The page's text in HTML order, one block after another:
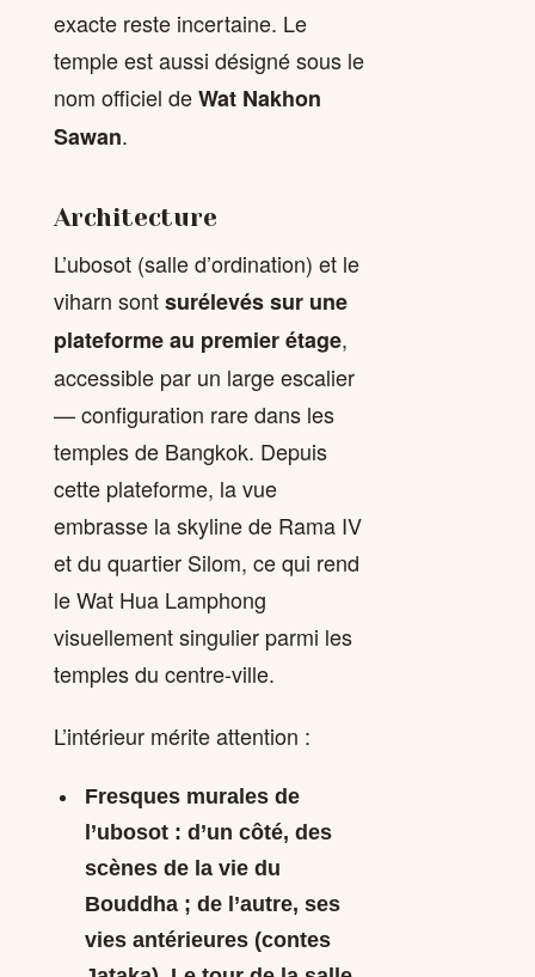
exacte reste incertaine. Le
temple est aussi désigné sous le
nom officiel deWat Nakhon
Sawan.
Architecture
L’ubosot (salle d’ordination) et le
viharn sontsurélevés sur une
plateforme au premier étage,
accessible par un large escalier
— configuration rare dans les
temples de Bangkok. Depuis
cette plateforme, la vue
embrasse la skyline de Rama IV
et du quartier Silom, ce qui rend
le Wat Hua Lamphong
visuellement singulier parmi les
temples du centre-ville.
L’intérieur mérite attention :
Fresques murales de
l’ubosot: d’un côté, des
scènes de la vie du
Bouddha ; de l’autre, ses
vies antérieures (contes